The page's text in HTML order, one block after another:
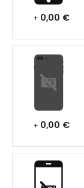
+ 0,00 €
+ 0,00 €